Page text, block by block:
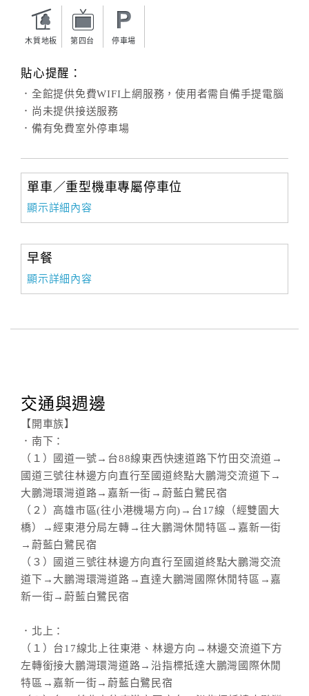
品
宣
木質地板 第四台 停車場
貼心提醒：
．全館提供免費WIFI上網服務，使用者需自備手提電腦
．尚未提供接送服務
．備有免費室外停車場
單車／重型機車專屬停車位
顯示詳細內容
早餐
顯示詳細內容
交通與週邊
【開車族】
．南下：
（１）國道一號→台88線東西快速道路下竹田交流道→
國道三號往林邊方向直行至國道終點大鵬灣交流道下→
大鵬灣環灣道路→嘉新一街→蔚藍白鷺民宿
（２）高雄市區(往小港機場方向)→台17線（經雙園大
橋）→經東港分局左轉→往大鵬灣休閒特區→嘉新一街
→蔚藍白鷺民宿
（３）國道三號往林邊方向直行至國道終點大鵬灣交流
道下→大鵬灣環灣道路→直達大鵬灣國際休閒特區→嘉
新一街→蔚藍白鷺民宿
．北上：
（１）台17線北上往東港、林邊方向→林邊交流道下方
左轉銜接大鵬灣環灣道路→沿指標抵達大鵬灣國際休閒
特區→嘉新一街→蔚藍白鷺民宿